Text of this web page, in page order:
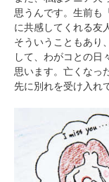
思うんです。生前も
に共感してくれる友
そういうこともあり
して、わがコとの日
思います。亡くなっ
先に別れを受け入れ